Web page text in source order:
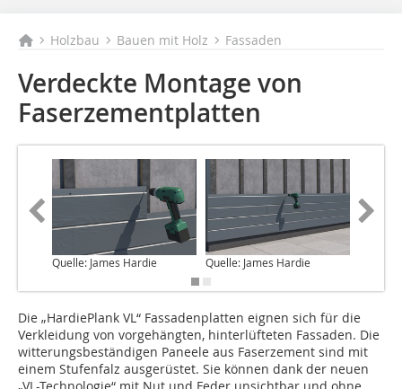
Holzbau Bauen mit Holz Fassaden
Verdeckte Montage von
Faserzementplatten
Quelle: James Hardie Quelle: James Hardie
Die „HardiePlank VL“ Fassadenplatten eignen sich für die
Verkleidung von vorgehängten, hinterlüfteten Fassaden. Die
witterungsbeständigen Paneele aus Faserzement sind mit
einem Stufenfalz ausgerüstet. Sie können dank der neuen